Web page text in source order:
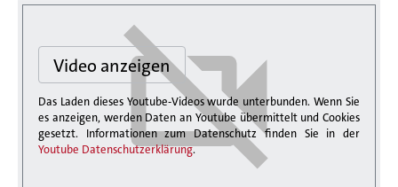
Video anzeigen
Das Laden dieses Youtube-Videos wurde unterbunden. Wenn Sie
es anzeigen, werden Daten an Youtube übermittelt und Cookies
gesetzt. Informationen zum Datenschutz finden Sie in der
Youtube Datenschutzerklärung.